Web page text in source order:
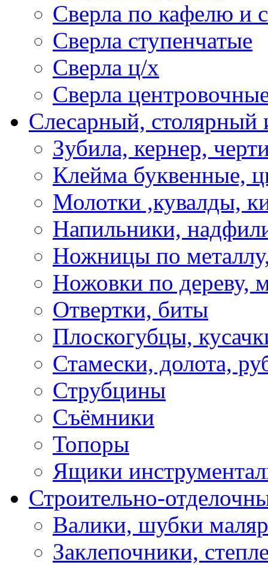
Сверла по кафелю и
Сверла ступенчатые
Сверла ц/х
Сверла
Слесарный, столярный
Зубила, кернер,
Клейма буквенные,
Молотки ,кувалды,
Напильники,
Ножницы по
Ножовки по дереву,
Отвертки, биты
Плоскогубцы,
Стамески, долота,
Струбцины
Съёмники
Топоры
Ящики
Строительно-
Валики, шубки
Заклепочники,